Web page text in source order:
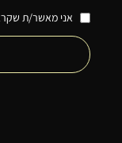
אני מאשר/ת